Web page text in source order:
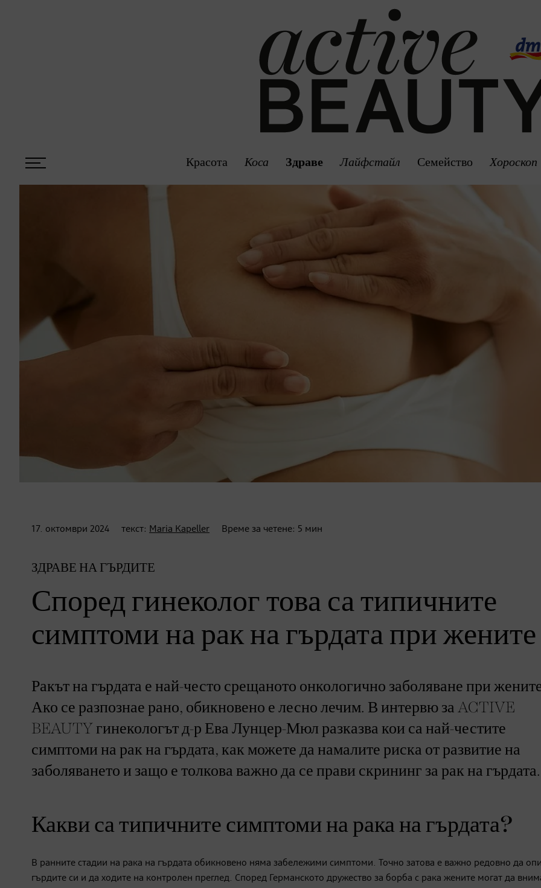
Красота Коса Здраве Лайфстайл Семейство Хороскоп
17. октомври 2024 текст: Maria Kapeller Време за четене: 5 мин
ЗДРАВЕ НА ГЪРДИТЕ
Според гинеколог това са типичните
симптоми на рак на гърдата при жените
Ракът на гърдата е най-често срещаното онкологично заболяване при
Ако се разпознае рано, обикновено е лесно лечим. В интервю за ACTIVE
BEAUTY гинекологът д-р Ева Лунцер-Мюл разказва кои са най-честите
симптоми на рак на гърдата, как можете да намалите риска от развитие на
заболяването и защо е толкова важно да се прави скрининг за рак на гърдата.
Какви са типичните симптоми на рака на гърдата?
В ранните стадии на рака на гърдата обикновено няма забележими симптоми. Точно затова е важно редовно да
гърдите си и да ходите на контролен преглед. Според Германското дружество за борба с рака жените могат да